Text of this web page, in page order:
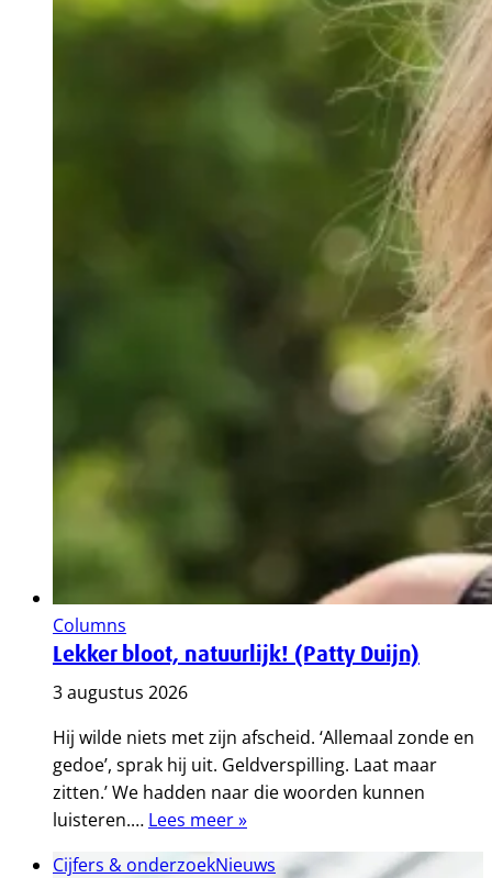
Columns
Lekker bloot, natuurlijk! (Patty Duijn)
3 augustus 2026
Hij wilde niets met zijn afscheid. ‘Allemaal zonde en
gedoe’, sprak hij uit. Geldverspilling. Laat maar
zitten.’ We hadden naar die woorden kunnen
luisteren.… Lees meer »
Cijfers & onderzoekNieuws